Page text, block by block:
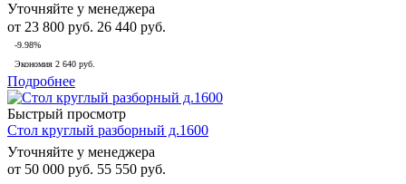
Уточняйте у менеджера
от 23 800 руб. 26 440 руб.
-9.98%
Экономия 2 640 руб.
Подробнее
Быстрый просмотр
Стол круглый разборный д.1600
Уточняйте у менеджера
от 50 000 руб. 55 550 руб.